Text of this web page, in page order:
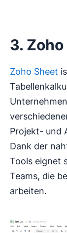
3.
Zoho Sheet
Projekt- und
Dank der
Tools eignet
Teams, die
arbeiten.